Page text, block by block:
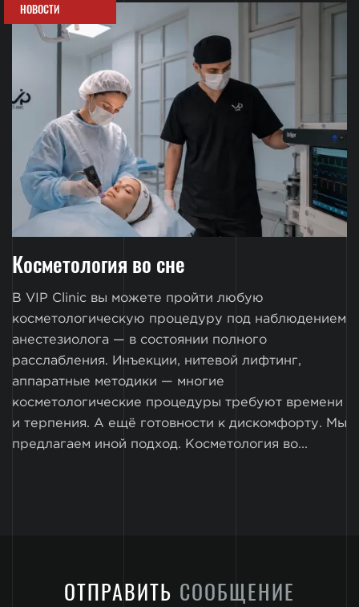
НОВОСТИ
Косметология во сне
В VIP Clinic вы можете пройти любую
косметологическую процедуру под наблюдением
анестезиолога — в состоянии полного
расслабления. Инъекции, нитевой лифтинг,
аппаратные методики — многие
косметологические процедуры требуют времени
и терпения. А ещё готовности к дискомфорту. Мы
предлагаем иной подход. Косметология во...
ОТПРАВИТЬ СООБЩЕНИЕ